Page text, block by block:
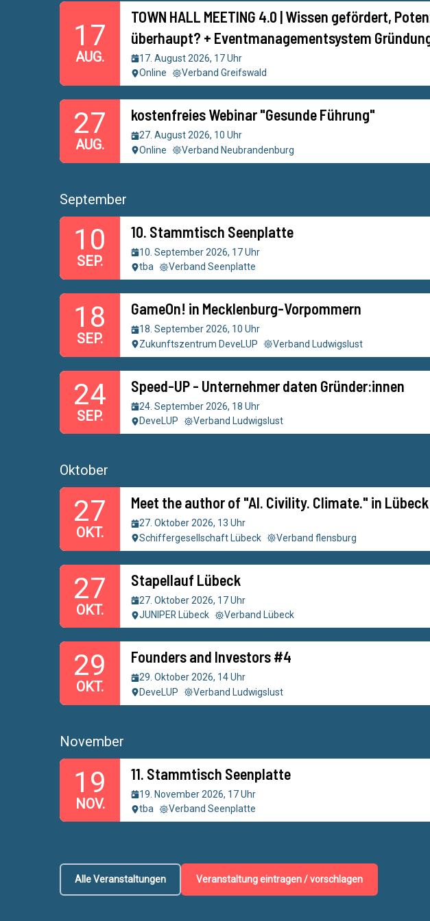
17
AUG.
TOWN HALL MEETING 4.0 | Wissen gefördert,
überhaupt? + Eventmanagementsystem
17. August 2026, 17 Uhr
Online
Verband Greifswald
27
AUG.
kostenfreies Webinar "Gesunde Führung"
27. August 2026, 10 Uhr
Online
Verband Neubrandenburg
September
10
SEP.
10. Stammtisch Seenplatte
10. September 2026, 17 Uhr
tba
Verband Seenplatte
18
SEP.
GameOn! in Mecklenburg-Vorpommern
18. September 2026, 10 Uhr
Zukunftszentrum DeveLUP
Verband Ludwigslust
24
SEP.
Speed-UP - Unternehmer daten Gründer:innen
24. September 2026, 18 Uhr
DeveLUP
Verband Ludwigslust
Oktober
27
OKT.
Meet the author of "AI. Civility. Climate." in
27. Oktober 2026, 13 Uhr
Schiffergesellschaft Lübeck
Verband flensburg
27
OKT.
Stapellauf Lübeck
27. Oktober 2026, 17 Uhr
JUNIPER Lübeck
Verband Lübeck
29
OKT.
Founders and Investors #4
29. Oktober 2026, 14 Uhr
DeveLUP
Verband Ludwigslust
November
19
NOV.
11. Stammtisch Seenplatte
19. November 2026, 17 Uhr
tba
Verband Seenplatte
Alle Veranstaltungen Veranstaltung eintragen / vorschlagen